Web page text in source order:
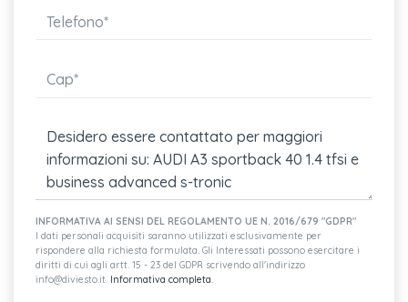
Audi virtual cockpit da 10,25"
Immobilizer
Climatizzatore automatico bizona
Audi smartphone interface
Presa di ricarica
INFORMATIVA AI SENSI DEL REGOLAMENTO UE N. 2016/679 "GDPR"
I dati personali acquisiti saranno utilizzati esclusivamente per
rispondere alla richiesta formulata. Gli Interessati possono esercitare i
diritti di cui agli artt. 15 - 23 del GDPR scrivendo all'indirizzo
info@diviesto.it. Informativa completa.